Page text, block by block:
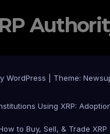
WordPress Theme:
Using XRP:
to Buy, Sell, & Trade XRP